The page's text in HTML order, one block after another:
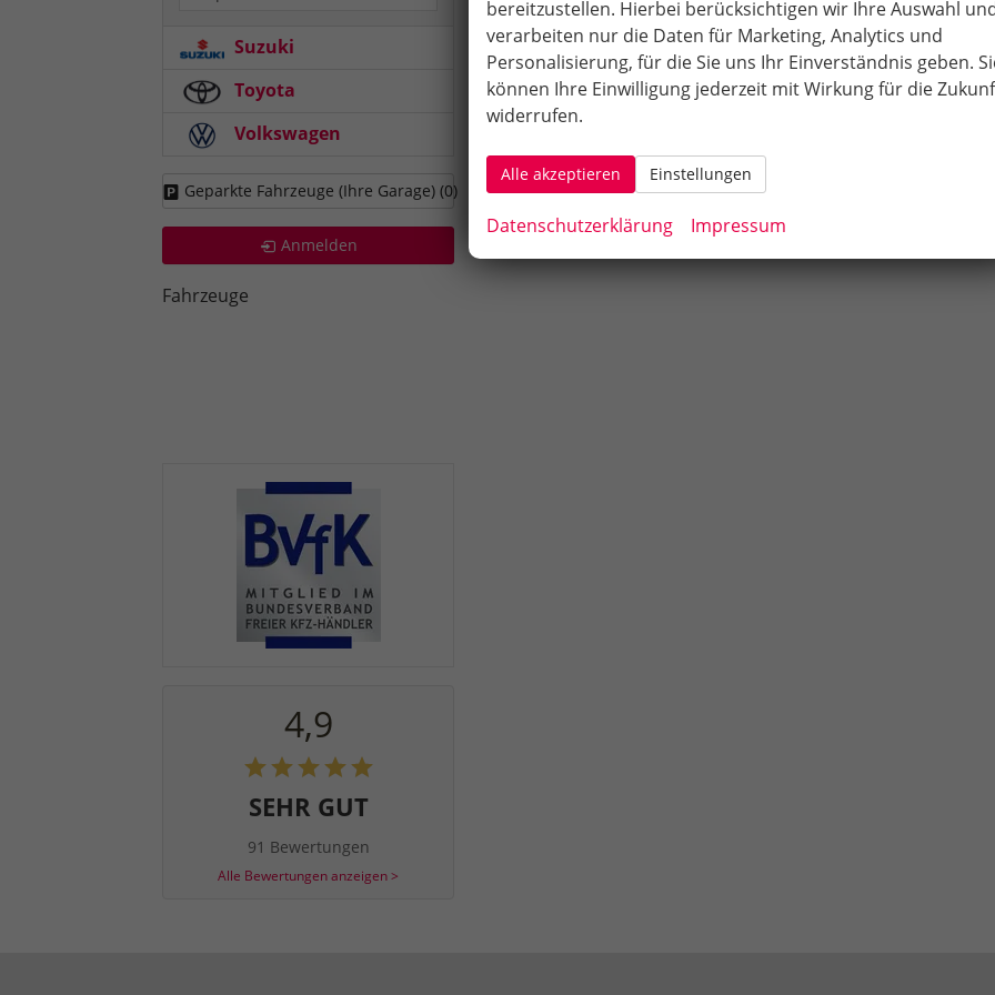
Sie können bequem über DB Bahn (Hauptbahnhof
Sinsheim 33a anreisen.
Suzuki
Toyota
Volkswagen
Geparkte Fahrzeuge (Ihre Garage) (0)
Anmelden
Fahrzeuge
4,9
SEHR GUT
91 Bewertungen
Alle Bewertungen anzeigen >
bereitzustellen. Hierbei berücksichtigen wir Ihre Auswahl
verarbeiten nur die Daten für Marketing, Analytics und
Personalisierung, für die Sie uns Ihr Einverständnis geben.
können Ihre Einwilligung jederzeit mit Wirkung für die
widerrufen.
Alle akzeptieren Einstellungen
Datenschutzerklärung Impressum